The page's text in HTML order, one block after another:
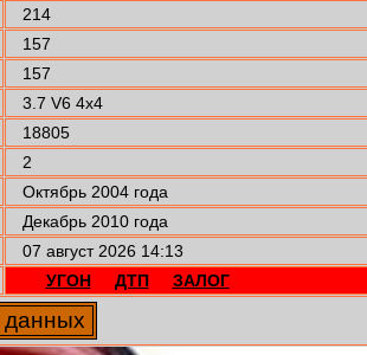
214
157
157
3.7 V6 4x4
18805
2
Октябрь 2004 года
Декабрь 2010 года
07 август 2026 14:13
УГОН ДТП ЗАЛОГ